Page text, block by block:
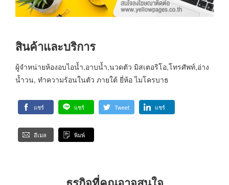
สินค้าและบริการ
ผู้จำหน่ายห้องอบไอน้ำ,อาบน้ำ,นวดตัว มิสเตอริโอ,โทรศัพท์,อ่าง
น้ำวน, ทำความร้อนในตัว ภายใต้ ยี่ห้อ ไมโครบาธ
แชร์ แชร์ Tweet แชร์
อีเมล พิมพ์